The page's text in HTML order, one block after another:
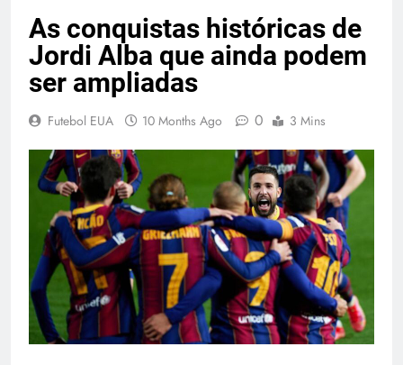
As conquistas históricas de
Jordi Alba que ainda podem
ser ampliadas
Futebol EUA 10 Months Ago 0 3 Mins